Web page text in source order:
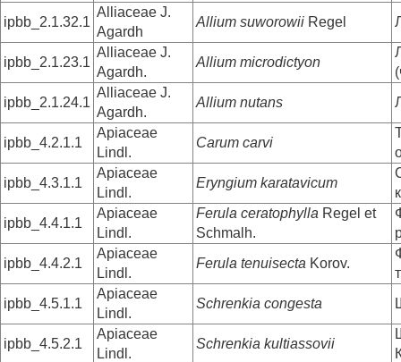
ipbb_2.1.32.1
Alliaceae J.
Agardh
Allium suworowii Regel
ipbb_2.1.23.1
Alliaceae J.
Agardh.
Allium microdictyon
ipbb_2.1.24.1
Alliaceae J.
Agardh.
Allium nutans
ipbb_4.2.1.1
Apiaceae
Lindl.
Carum carvi
ipbb_4.3.1.1
Apiaceae
Lindl.
Eryngium karatavicum
ipbb_4.4.1.1
Apiaceae
Lindl.
Ferula ceratophylla Regel et
Schmalh.
ipbb_4.4.2.1
Apiaceae
Lindl.
Ferula tenuisecta Korov.
ipbb_4.5.1.1
Apiaceae
Lindl.
Schrenkia congesta
ipbb_4.5.2.1
Apiaceae
Lindl.
Schrenkia kultiassovii